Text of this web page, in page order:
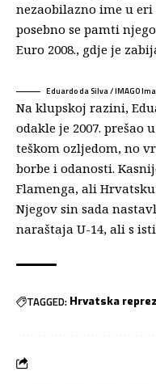
nezaobilazno ime u
posebno se pamti
Euro 2008., gdje je
Eduardo da Silva / IMAGO
Na klupskoj razini,
odakle je 2007. prešao
teškom ozljedom, no
borbe i odanosti.
Flamenga, ali
Njegov sin sada
naraštaja U-14, ali s
TAGGED: Hrvatska